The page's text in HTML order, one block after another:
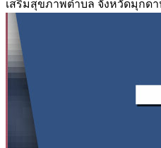
เสริมสุขภาพตำบล จังหวัดมุกด